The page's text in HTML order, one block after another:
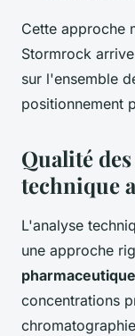
Cette approche
Stormrock
sur l'ensemble
positionnement
Qualité
technique
L'analyse
une approche
pharmaceutique
concentrations